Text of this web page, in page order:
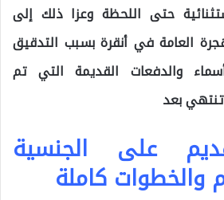
حتى اللحظة وعزا ذلك إلى
العامة في أنقرة بسبب التدقيق
والدفعات القديمة التي تم
بعد
على الجنسية